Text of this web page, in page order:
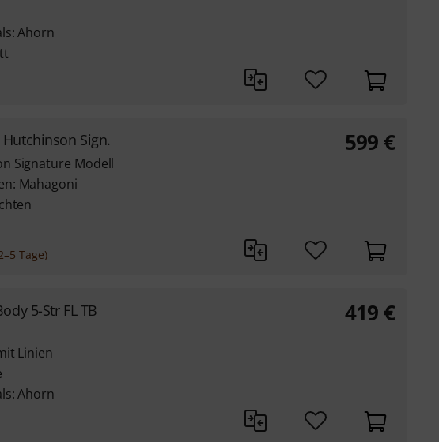
Ahorn
Hutchinson Sign.
Signature Modell
Mahagoni
Tage)
599 €
5-Str FL TB
Linien
Ahorn
419 €